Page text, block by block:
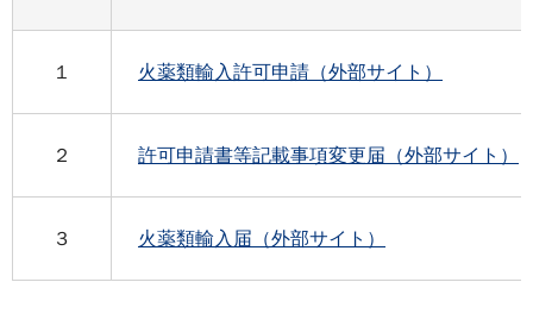
１ 火薬類輸入許可申請（外部サイト）
２ 許可申請書等記載事項変更届（外部サイト）
３ 火薬類輸入届（外部サイト）